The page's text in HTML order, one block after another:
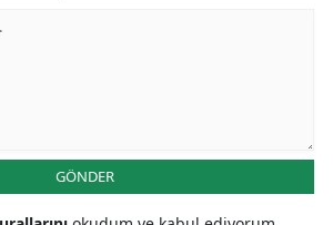
GÖNDER